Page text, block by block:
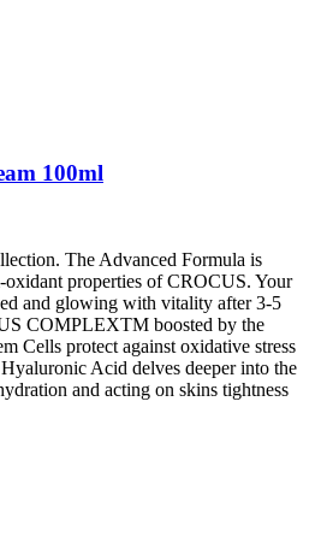
100ml
The Advanced Formula is
oxidant properties of CROCUS. Your
and glowing with vitality after 3-5
COMPLEXTM boosted by the
Cells protect against oxidative stress
Acid delves deeper into the
and acting on skins tightness